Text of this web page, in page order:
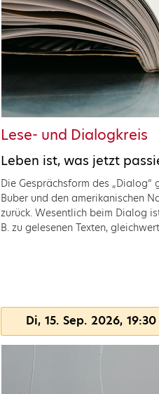
Lese- und Dialogkreis
Leben ist, was jetzt
Die Gesprächsform des
Buber und den amerikanischen
zurück. Wesentlich beim Dialog
B. zu gelesenen Texten,
Di, 15. Sep. 2026, 19:30